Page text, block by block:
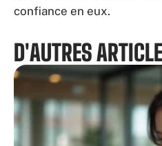
confiance en eux.
D'AUTRES